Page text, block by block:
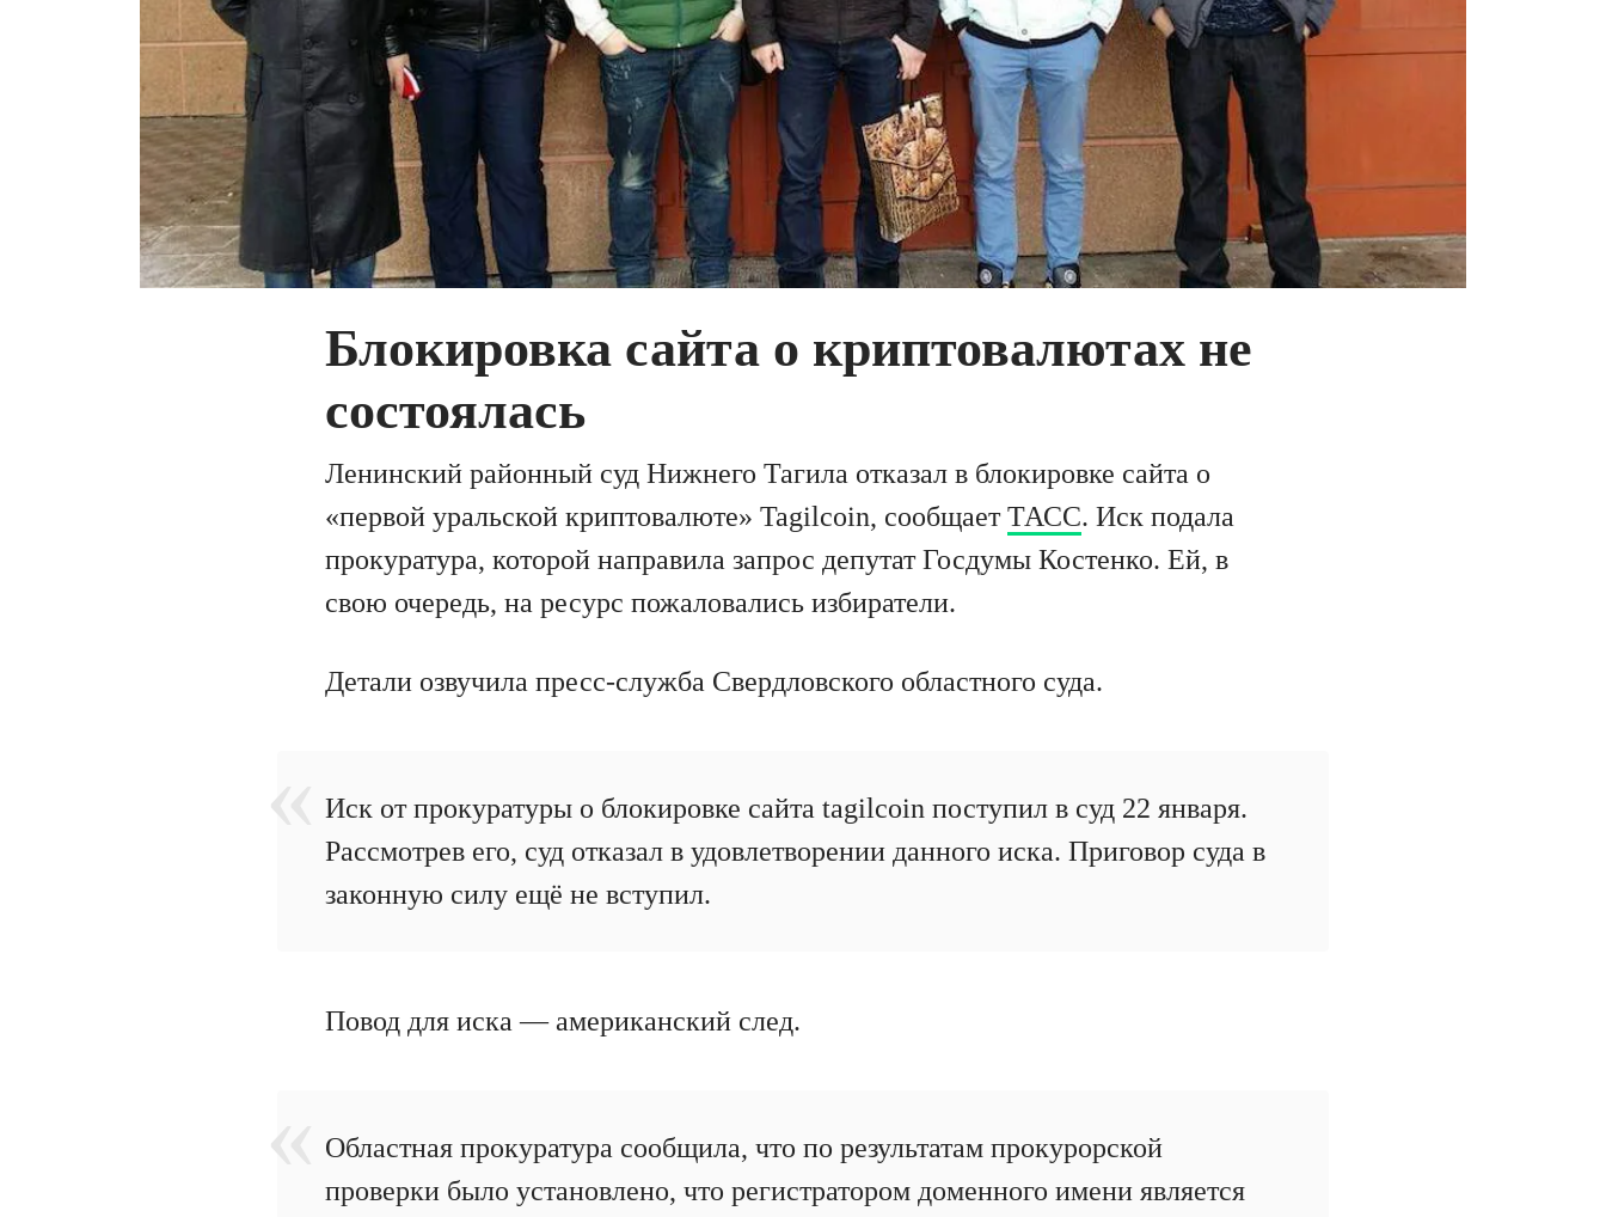
Блокировка сайта о криптовалютах не
состоялась
Ленинский районный суд Нижнего Тагила отказал в блокировке сайта о
«первой уральской криптовалюте» Tagilcoin, сообщаетТАСС. Иск подала
прокуратура, которой направила запрос депутат Госдумы Костенко. Ей, в
свою очередь, на ресурс пожаловались избиратели.
Детали озвучила пресс-служба Свердловского областного суда.
Иск от прокуратуры о блокировке сайта tagilcoin поступил в суд 22 января.
Рассмотрев его, суд отказал в удовлетворении данного иска. Приговор суда в
законную силу ещё не вступил.
Повод для иска — американский след.
Областная прокуратура сообщила, что по результатам прокурорской
проверки было установлено, что регистратором доменного имени является